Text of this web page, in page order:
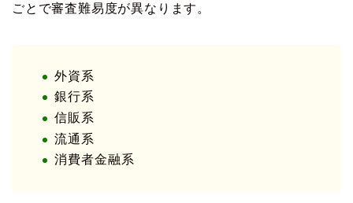
ごとで審査難易度が異なります。
外資系
銀行系
信販系
流通系
消費者金融系